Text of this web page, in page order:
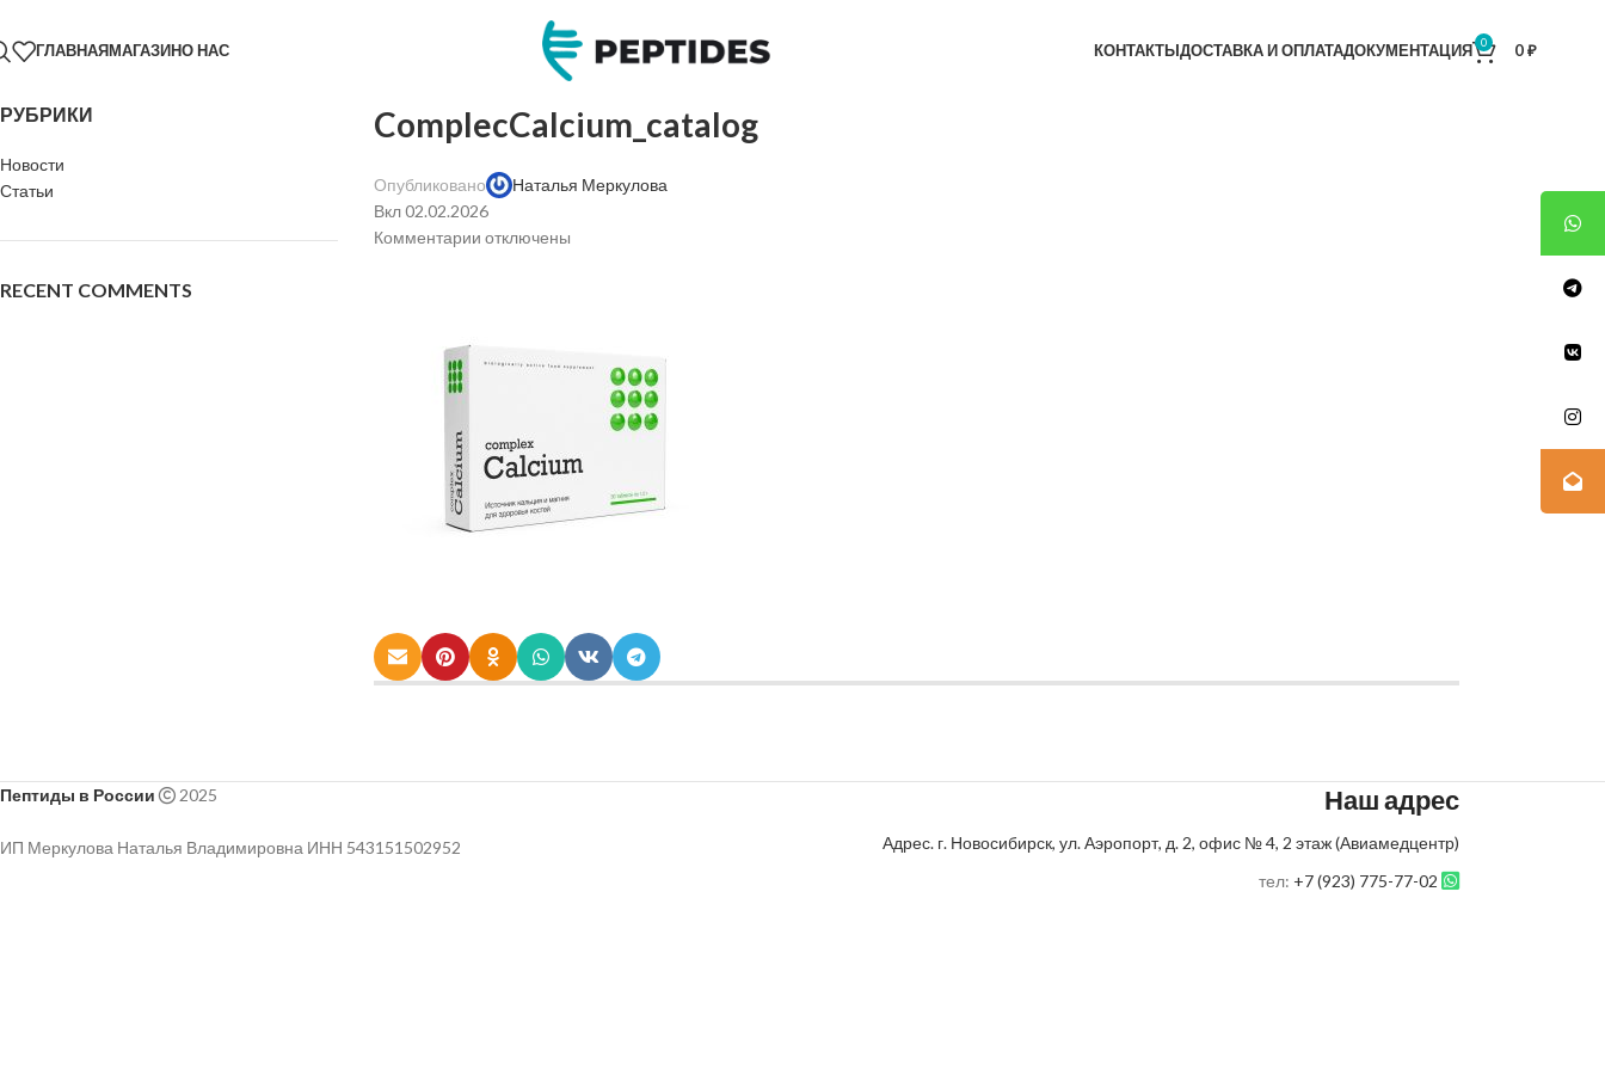
ГЛАВНАЯМАГАЗИНО НАС КОНТАКТЫДОСТАВКА И ОПЛАТАДОКУМЕНТАЦИЯ 0 0₽
РУБРИКИ
Новости
Статьи
RECENT COMMENTS
ComplecCalcium_catalog
Опубликовано
Наталья Меркулова
Вкл 02.02.2026
Комментарии отключены
Пептиды в России 2025
ИП Меркулова Наталья Владимировна ИНН 543151502952
Наш адрес
Адрес. г. Новосибирск, ул. Аэропорт, д. 2, офис № 4, 2 этаж (Авиамедцентр)
тел: +7 (923) 775-77-02